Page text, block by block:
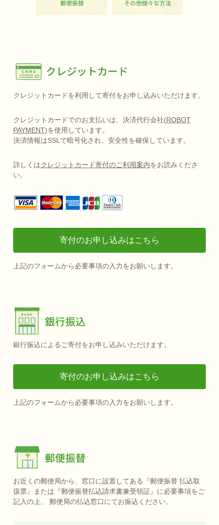
クレジットカードを利用して寄付をお申し込みいただけます。
クレジットカードでのお支払いは、決済代行会社(ROBOT
PAYMENT)を使用しています。
決済情報はSSLで暗号化され、安全性を確保しています。
詳しくはクレジットカード寄付のご利用案内をお読みくださ
い。
寄付のお申し込みはこちら
上記のフォームから必要事項の入力をお願いします。
銀行振込によるご寄付をお申し込みいただけます。
寄付のお申し込みはこちら
上記のフォームから必要事項の入力をお願いします。
お近くの郵便局から、窓口に設置してある『郵便振替 払込取
扱票』または『郵便振替払込請求書兼受領証』に必要事項をご
記入の上、 郵便局の払込窓口にてお振込ください。